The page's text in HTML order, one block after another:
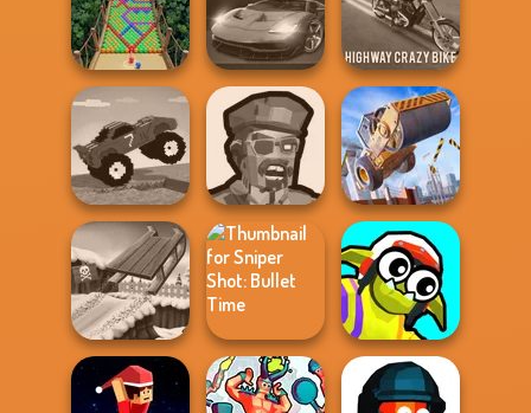
Balance It
Noob: Zombie
Prison Escape
Folding Blocks
Puzzle
Bubble Fall Night City Racing
Highway Crazy
Bike
Funny Mad
Racing
Zombies
Shooter
Construction
Ramp Jumping